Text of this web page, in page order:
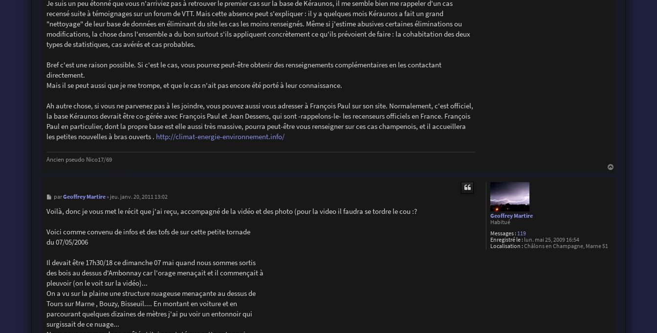
Je suis un peu étonné que vous n'arriviez pas à retrouver le premier cas sur la base de Kéraunos, il me semble bien me rappeler d'un cas
recensé suite à témoignages sur un forum de VTT. Mais cette absence peut s'expliquer : il y a quelques mois Kéraunos a fait un grand
"nettoyage" de leur base de données en éliminant du site les cas les moins renseignés. Même si j'estime abusives certaines éliminations ou
modifications, la chose dans l'ensemble a du bon surtout s'ils appliquent concrètement ce qu'ils prévoient de faire : la cohabitation des deux
types de statistiques, cas avérés et cas probables.
Bref c'est une raison possible. Si c'est le cas, vous pourrez peut-être obtenir des renseignements complémentaires en les contactant
directement.
Mais il se peut aussi que je me trompe, et que le cas n'ait pas encore été porté à leur connaissance.
Ah autre chose, si vous ne parvenez pas à les joindre, vous pouvez aussi vous adresser à François Paul sur son site. Normalement, c'est officiel,
la base Kéraunos devrait être co-gérée avec François Paul et Jean Dessens, qui sont -rappelons-le- les recenseurs officiels en France. François
Paul en particulier, dont la propre base est elle aussi très massive, pourra peut-être vous renseigner sur ces cas champenois, et il accueillera
les petites nouvelles à bras ouverts . http://climat-energie-environnement.info/
Ancien pseudo Nico17/69
Geoffrey Martire
Habitué
Messages : 119
Enregistré le : lun. mai 25, 2009 16:54
Localisation : Châlons en Champagne, Marne 51
M
s
s
g
e
parGeoffrey Martire» jeu. janv. 20, 2011 13:02
Voilà, donc je vous met le récit que j'ai reçu, accompagné de la vidéo et des photo (pour la video il faudra se tordre le cou :?
Voici comme convenu de infos et des tofs de sur cette petite tornade
du 07/05/2006
Il devait être 17h30/18 ce dimanche 07 mai quand nous sommes sortis
des bois au dessus d'Ambonnay car l'orage menaçait et il commençait à
pleuvoir (on le voit sur la vidéo)...
On a vu sur la plaine une structure nuageuse menaçante au dessus de
Tours sur Marne , Bouzy, Bisseuil.... En montant en voiture et en
parcourant quelques dizaines de mètres j'ai pu voir un entonnoir qui
surgissait de ce nuage...